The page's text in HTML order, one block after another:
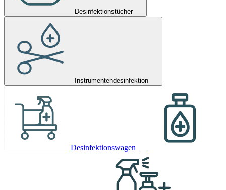
Desinfektionstücher
Instrumentendesinfektion
Desinfektionswagen